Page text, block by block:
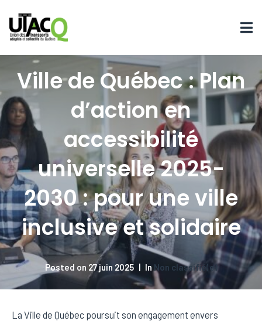
Ville de Québec : Plan
d’action en
accessibilité
universelle 2025-
2030 : pour une ville
inclusive et solidaire
Posted on 27 juin 2025 In Non classifié(e)
La Ville de Québec poursuit son engagement envers